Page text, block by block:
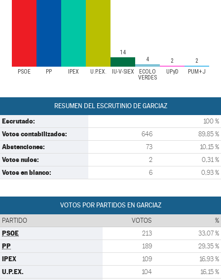
PSOE PP IPEX U.P.EX. IU-V-SIEX
ECOLO
VERDES
UPyD PUM+J
14
4
2 2
RESUMEN DEL ESCRUTINIO DE GARCIAZ
Escrutado: 100 %
Votos contabilizados: 646 89,85 %
Abstenciones: 73 10,15 %
Votos nulos: 2 0,31 %
Votos en blanco: 6 0,93 %
VOTOS POR PARTIDOS EN GARCIAZ
PARTIDO VOTOS %
PSOE 213 33,07 %
PP 189 29,35 %
IPEX 109 16,93 %
U.P.EX. 104 16,15 %